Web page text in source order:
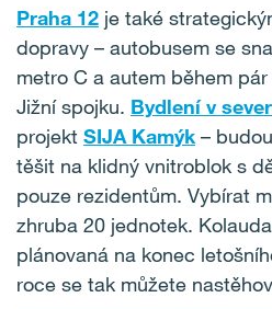
Praha 12 je také
dopravy – autobusem se
metro C a autem během
Jižní spojku. Bydlení v
projekt SIJA Kamýk –
těšit na klidný vnitroblok s
pouze rezidentům. Vybírat
zhruba 20 jednotek.
plánovaná na konec
roce se tak můžete